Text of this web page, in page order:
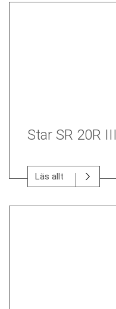
Star SR 20R III
Läs allt